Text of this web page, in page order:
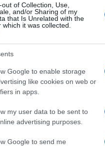
of Collection, Use,
and/or Sharing of my
that Is Unrelated with the
it was collected.
Google to enable storage
like cookies on web or
in apps.
my user data to be sent to
advertising purposes.
Google to send me
12:29